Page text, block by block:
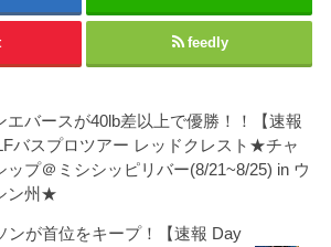
feedly
エバースが40lb差以上で優勝！！【速報
バスプロツアー レッドクレスト★チャ
ップ＠ミシシッピリバー(8/21~8/25) in ウ
ン州★
ンが首位をキープ！【速報 Day